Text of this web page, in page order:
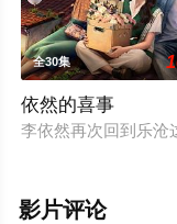
全30集
依然的喜事
李依然再次回到乐沧
影片评论